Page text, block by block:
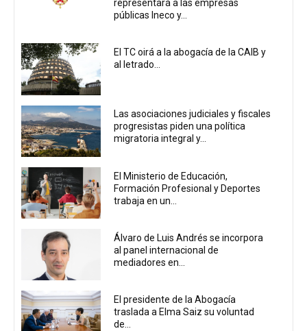
representará a las empresas
públicas Ineco y...
El TC oirá a la abogacía de la CAIB y
al letrado...
Las asociaciones judiciales y fiscales
progresistas piden una política
migratoria integral y...
El Ministerio de Educación,
Formación Profesional y Deportes
trabaja en un...
Álvaro de Luis Andrés se incorpora
al panel internacional de
mediadores en...
El presidente de la Abogacía
traslada a Elma Saiz su voluntad
de...